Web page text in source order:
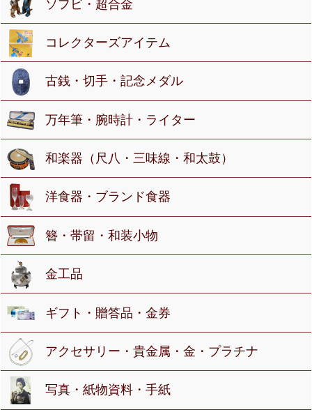
ソフビ・超合金
コレクターズアイテム
古銭・切手・記念メダル
万年筆・腕時計・ライター
和楽器（尺八・三味線・和太鼓）
洋食器・ブランド食器
簪・帯留・和装小物
金工品
ギフト・贈答品・金券
アクセサリー・貴金属・金・プラチナ
写真・紙物資料・手紙